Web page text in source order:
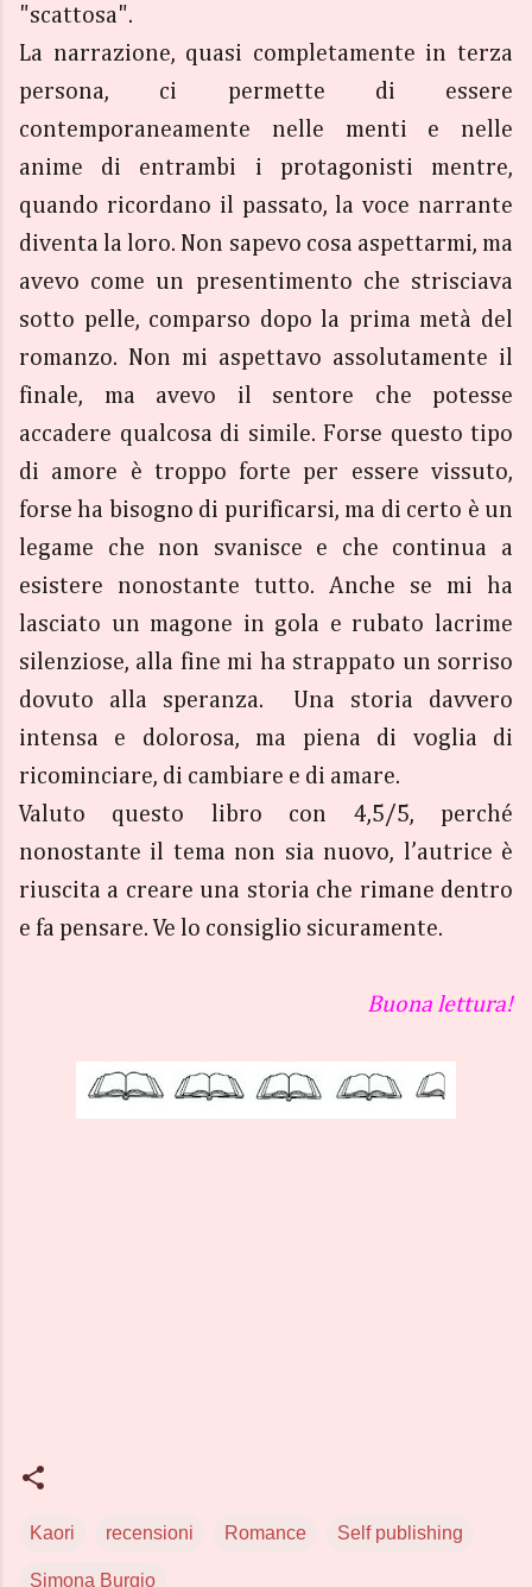
"scattosa".
La narrazione, quasi completamente in terza
persona, ci permette di essere
contemporaneamente nelle menti e nelle
anime di entrambi i protagonisti mentre,
quando ricordano il passato, la voce narrante
diventa la loro. Non sapevo cosa aspettarmi, ma
avevo come un presentimento che strisciava
sotto pelle, comparso dopo la prima metà del
romanzo. Non mi aspettavo assolutamente il
finale, ma avevo il sentore che potesse
accadere qualcosa di simile. Forse questo tipo
di amore è troppo forte per essere vissuto,
forse ha bisogno di purificarsi, ma di certo è un
legame che non svanisce e che continua a
esistere nonostante tutto. Anche se mi ha
lasciato un magone in gola e rubato lacrime
silenziose, alla fine mi ha strappato un sorriso
dovuto alla speranza. Una storia davvero
intensa e dolorosa, ma piena di voglia di
ricominciare, di cambiare e di amare.
Valuto questo libro con 4,5/5, perché
nonostante il tema non sia nuovo, l’autrice è
riuscita a creare una storia che rimane dentro
e fa pensare. Ve lo consiglio sicuramente.
Buona lettura!
Kaori recensioni Romance Self publishing
Simona Burgio